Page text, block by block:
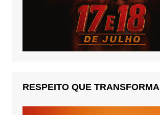
RESPEITO QUE TRANSFORMA